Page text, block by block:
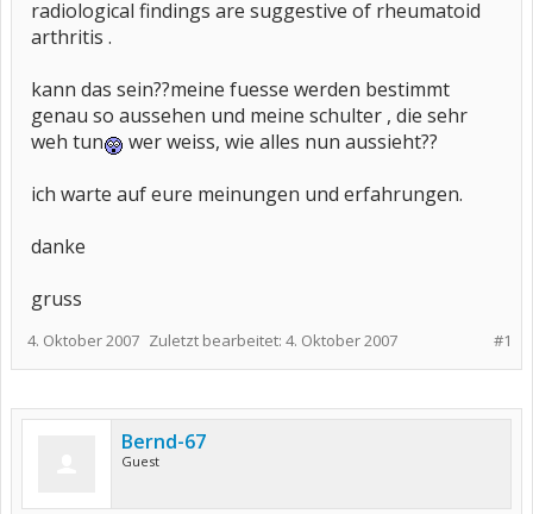
radiological findings are suggestive of rheumatoid
arthritis .
kann das sein??meine fuesse werden bestimmt
genau so aussehen und meine schulter , die sehr
weh tun
wer weiss, wie alles nun aussieht??
ich warte auf eure meinungen und erfahrungen.
danke
gruss
#1
4. Oktober 2007 Zuletzt bearbeitet: 4. Oktober 2007
Bernd-67
Guest